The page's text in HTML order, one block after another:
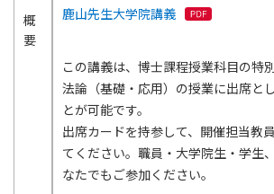
概
要
鹿山先生大学院講義
この講義は、博士課程授業科目の特
法論（基礎・応用）の授業に出席と
とが可能です。
出席カードを持参して、開催担当教
てください。職員・大学院生・学生
なたでもご参加ください。